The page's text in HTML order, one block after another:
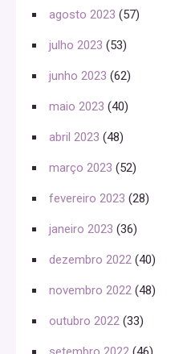
agosto 2023 (57)
julho 2023 (53)
junho 2023 (62)
maio 2023 (40)
abril 2023 (48)
março 2023 (52)
fevereiro 2023 (28)
janeiro 2023 (36)
dezembro 2022 (40)
novembro 2022 (48)
outubro 2022 (33)